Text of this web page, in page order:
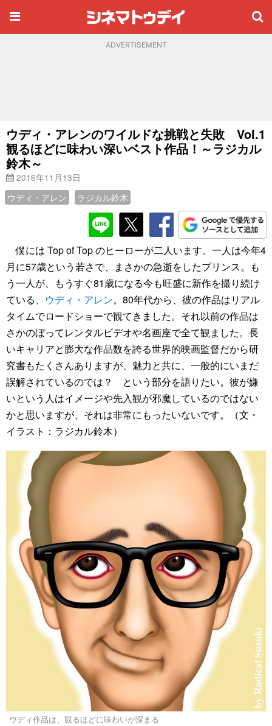
ADVERTISEMENT
ウディ・アレンのワイルドな挑戦と失敗 Vol.1
観るほどに味わい深いベスト作品！～ラジカル
鈴木～
2016年11月13日
ウディ・アレン
ラジカル鈴木
僕には Top of Top のヒーローが二人います。一人は今年4
月に57歳という若さで、まさかの急逝をしたプリンス。も
う一人が、もうすぐ81歳になる今も旺盛に新作を撮り続け
ている、 ウディ・アレン。80年代から、彼の作品はリアル
タイムでロードショーで観てきました。それ以前の作品は
さかのぼってレンタルビデオや名画座で全て観ました。長
いキャリアと膨大な作品数を誇る世界的映画監督だから研
究書もたくさんありますが、魅力と共に、一般的にいまだ
誤解されているのでは？ という部分を語りたい。彼が嫌
いという人はイメージや先入観が邪魔しているのではない
かと思いますが、それは非常にもったいないです。（文・
イラスト：ラジカル鈴木）
ウディ作品は、観るほどに味わいが深まる